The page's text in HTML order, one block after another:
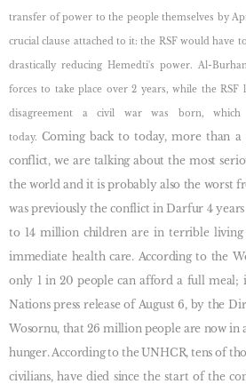
transfer of power to the people themselves by
crucial clause attached to it: the RSF would have
drastically reducing Hemedti's power. Al-
forces to take place over 2 years, while the RSF
disagreement a civil war was born,
today. Coming back to today, more than
conflict, we are talking about the most
the world and it is probably also the worst
was previously the conflict in Darfur 4
to 14 million children are in terrible
immediate health care. According to the
only 1 in 20 people can afford a full
Nations press release of August 6, by the
Wosornu, that 26 million people are now in
hunger. According to the UNHCR, tens of
civilians, have died since the start of the